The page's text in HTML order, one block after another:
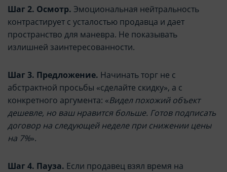
Шаг 2. Осмотр. Эмоциональная нейтральность
контрастирует с усталостью продавца и дает
пространство для маневра. Не показывать
излишней заинтересованности.
Шаг 3. Предложение. Начинать торг не с
абстрактной просьбы «сделайте скидку», а с
конкретного аргумента: «Видел похожий объект
дешевле, но ваш нравится больше. Готов подписать
договор на следующей неделе при снижении цены
на 7%».
Шаг 4. Пауза. Если продавец взял время на